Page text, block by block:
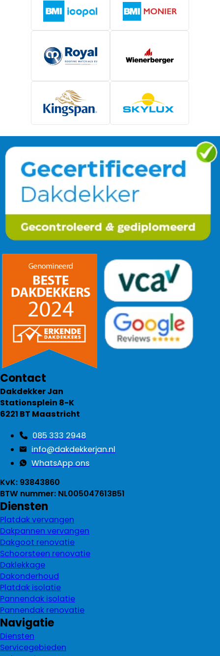
Contact
Dakdekker Jan
Stationsplein 8-K
6221 BT Maastricht
085 333 2948
info@dakdekkerjan.nl
WhatsApp ons
KvK: 93843860
BTW nummer: NL005047613B51
Diensten
Platdak vervangen
Dakpannen vervangen
Dakgoot renovatie
Schoorsteen renovatie
Daklekkage
Dakonderhoud
Platdak isolatie
Pannendak isolatie
Pannendak renovatie
Navigatie
Diensten
Servicegebieden